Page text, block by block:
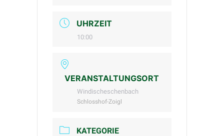
UHRZEIT
10:00
VERANSTALTUNGSORT
Windischeschenbach
Schlosshof-Zoigl
KATEGORIE